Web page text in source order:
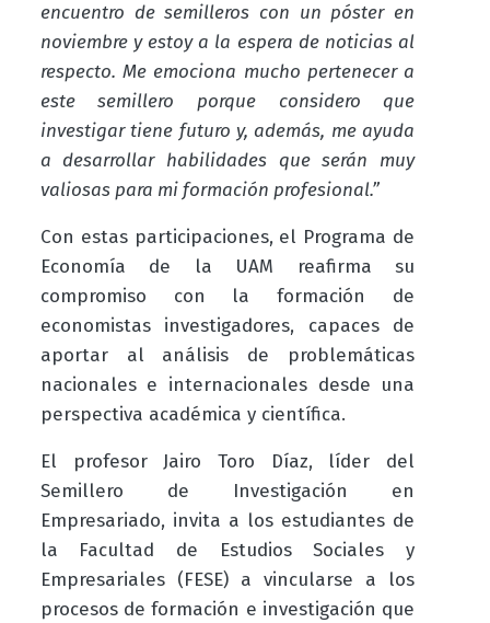
encuentro de semilleros con un póster en
noviembre y estoy a la espera de noticias al
respecto. Me emociona mucho pertenecer a
este semillero porque considero que
investigar tiene futuro y, además, me ayuda
a desarrollar habilidades que serán muy
valiosas para mi formación profesional.”
Con estas participaciones, el Programa de
Economía de la UAM reafirma su
compromiso con la formación de
economistas investigadores, capaces de
aportar al análisis de problemáticas
nacionales e internacionales desde una
perspectiva académica y científica.
El profesor Jairo Toro Díaz, líder del
Semillero de Investigación en
Empresariado, invita a los estudiantes de
la Facultad de Estudios Sociales y
Empresariales (FESE) a vincularse a los
procesos de formación e investigación que